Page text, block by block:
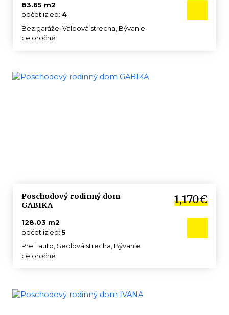
83.65 m2
počet izieb: 4
Bez garáže, Valbová strecha, Bývanie
celoročné
Poschodový rodinný dom
GABIKA
1,170€
128.03 m2
počet izieb: 5
Pre 1 auto, Sedlová strecha, Bývanie
celoročné